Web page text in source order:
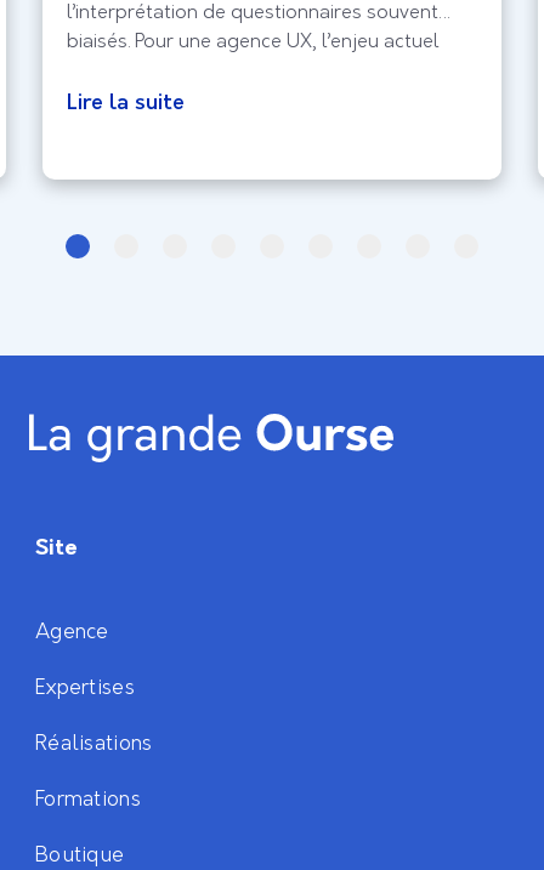
l’interprétation de questionnaires souvent
biaisés. Pour une agence UX, l’enjeu actuel
biologique brute, celle qui échappe au
faciale, le design d’interface entre
Lire la suite
Site
Agence
Expertises
Réalisations
Formations
Boutique